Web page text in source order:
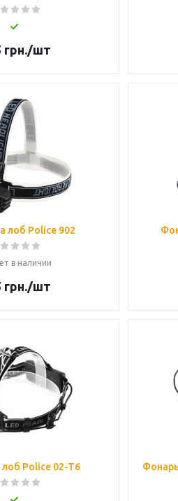
грн./шт
лоб Police 902
в наличии
грн./шт
Police 02-T6